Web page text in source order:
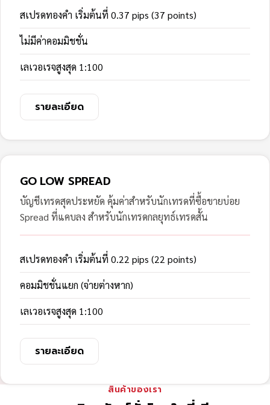
สเปรดทองคำ เริ่มต้นที่ 0.37 pips (37 points)
ไม่มีค่าคอมมิชชั่น
เลเวอเรจสูงสุด 1:100
รายละเอียด
GO LOW SPREAD
บัญชีเทรดสุดประหยัด คุ้มค่าสำหรับนักเทรดที่ซื้อขายบ่อย
Spread ที่แคบลง สำหรับนักเทรดกลยุทธ์เทรดสั้น
สเปรดทองคำ เริ่มต้นที่ 0.22 pips (22 points)
คอมมิชชั่นแยก (จ่ายต่างหาก)
เลเวอเรจสูงสุด 1:100
รายละเอียด
สินค้าของเรา